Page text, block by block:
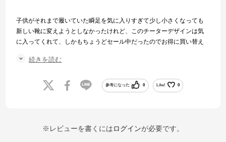
子供がそれまで履いていた瞬足を気に入りすぎて少し小さくなっても
新しい靴に変えようとしなかったけれど、このチーターデザインは気
に入ってくれて、しかもちょうどセール中だったのでお得に買い替え
履き心地も、今までと変わりなく良い！とのことで私も子供も大喜び
続きを読む
参考になった 0 Like! 0
※レビューを書くにはログインが必要です。